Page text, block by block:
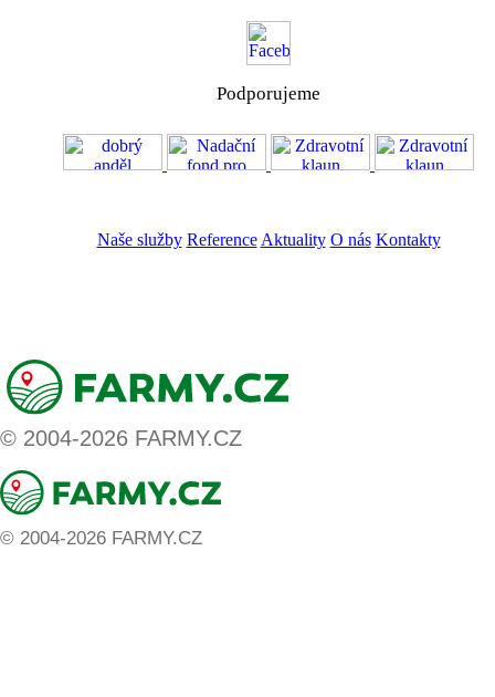
Podporujeme
Naše služby Reference Aktuality O nás Kontakty
© 2004-2026 FARMY.CZ
© 2004-2026 FARMY.CZ